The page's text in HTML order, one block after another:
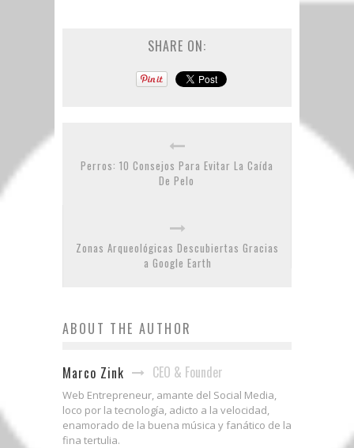
SHARE ON:
Perros: 10 Consejos Para Evitar La Caída
De Pelo
Zonas Arqueológicas Descubiertas Gracias
a Google Earth
ABOUT THE AUTHOR
Marco Zink CEO & Founder
Web Entrepreneur, amante del Social Media,
loco por la tecnología, adicto a la velocidad,
enamorado de la buena música y fanático de la
fina tertulia.